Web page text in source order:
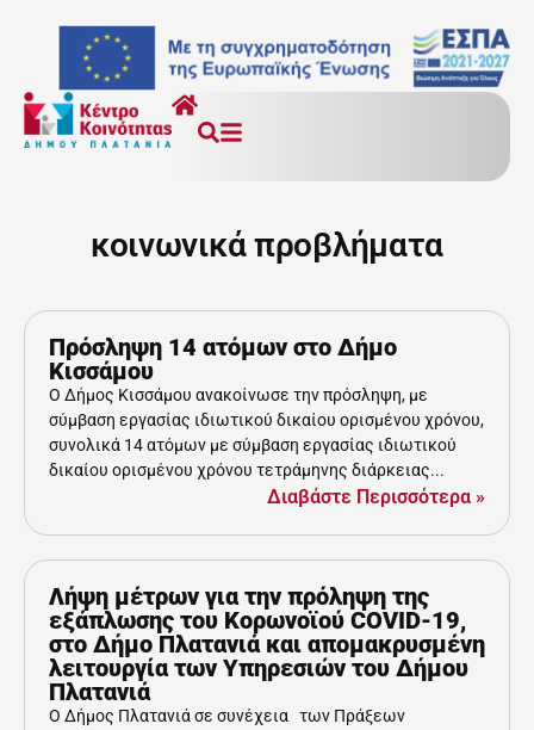
κοινωνικά προβλήματα
Πρόσληψη 14 ατόμων στο Δήμο
Κισσάμου
Ο Δήμος Κισσάμου ανακοίνωσε την πρόσληψη, με
σύμβαση εργασίας ιδιωτικού δικαίου ορισμένου χρόνου,
συνολικά 14 ατόμων με σύμβαση εργασίας ιδιωτικού
δικαίου ορισμένου χρόνου τετράμηνης διάρκειας...
Διαβάστε Περισσότερα »
Λήψη μέτρων για την πρόληψη της
εξάπλωσης του Κορωνοϊού COVID-19,
στο Δήμο Πλατανιά και απομακρυσμένη
λειτουργία των Υπηρεσιών του Δήμου
Πλατανιά
Ο Δήμος Πλατανιά σε συνέχεια των Πράξεων